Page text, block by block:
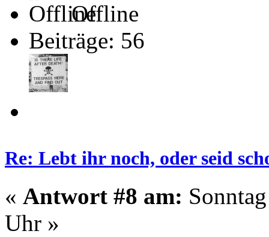
Offline
Beiträge: 56
Re: Lebt ihr noch, oder seid
« Antwort #8 am:
Uhr »